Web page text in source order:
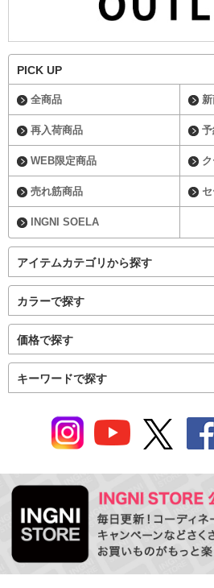
PICK UP
全商品
再入荷商品
WEB限定商品
売れ筋商品
INGNI SOELA
アイテムカテゴリから探す
カラーで探す
価格で探す
キーワードで探す